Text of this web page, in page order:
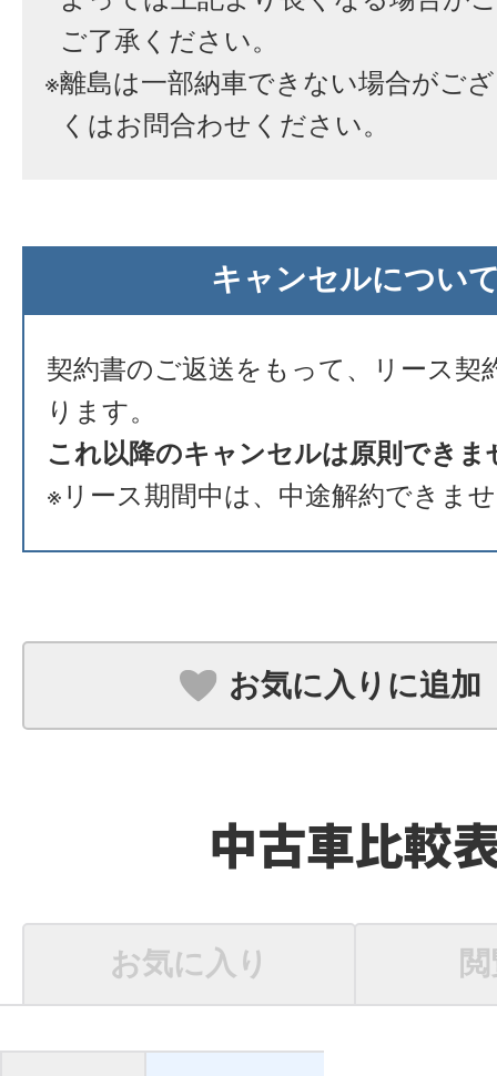
ご了承ください。
※離島は一部納車できない場合がご
くはお問合わせください。
キャンセルについ
契約書のご返送をもって、リース契
ります。
これ以降のキャンセルは原則できま
※リース期間中は、中途解約できま
お気に入りに追加
中古車比較
お気に入り